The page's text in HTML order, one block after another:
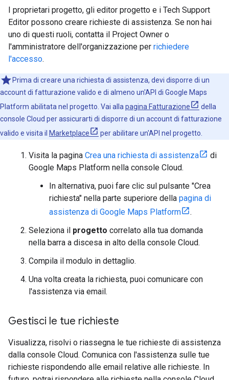
I proprietari progetto, gli editor progetto e i Tech Support
Editor possono creare richieste di assistenza. Se non hai
uno di questi ruoli, contatta il Project Owner o
l'amministratore dell'organizzazione per richiedere
l'accesso.
Prima di creare una richiesta di assistenza, devi disporre di un
account di fatturazione valido e di almeno un'API di Google Maps
Platform abilitata nel progetto. Vai alla pagina Fatturazione
della
console Cloud per assicurarti di disporre di un account di fatturazione
valido e visita il Marketplace per abilitare un'API nel progetto.
Visita la pagina Crea una richiesta di assistenza
di
Google Maps Platform nella console Cloud.
In alternativa, puoi fare clic sul pulsante "Crea
richiesta" nella parte superiore della pagina di
assistenza di Google Maps Platform
.
Seleziona il progetto correlato alla tua domanda
nella barra a discesa in alto della console Cloud.
Compila il modulo in dettaglio.
Una volta creata la richiesta, puoi comunicare con
l'assistenza via email.
Gestisci le tue richieste
Visualizza, risolvi o riassegna le tue richieste di assistenza
dalla console Cloud. Comunica con l'assistenza sulle tue
richieste rispondendo alle email relative alle richieste. In